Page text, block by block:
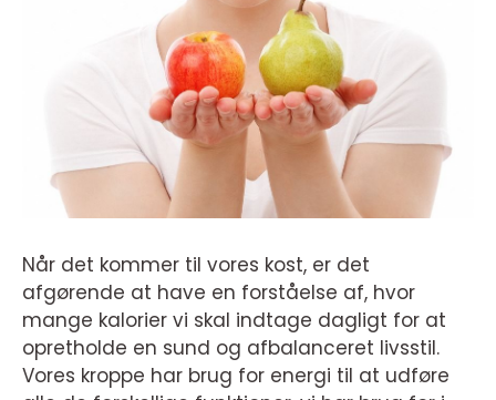
Når det kommer til vores kost, er det
afgørende at have en forståelse af, hvor
mange kalorier vi skal indtage dagligt for at
opretholde en sund og afbalanceret livsstil.
Vores kroppe har brug for energi til at udføre